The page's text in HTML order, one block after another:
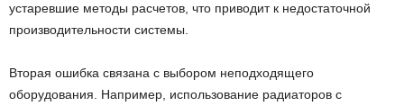
устаревшие методы расчетов, что приводит к недостаточной
производительности системы.
Вторая ошибка связана с выбором неподходящего
оборудования. Например, использование радиаторов с